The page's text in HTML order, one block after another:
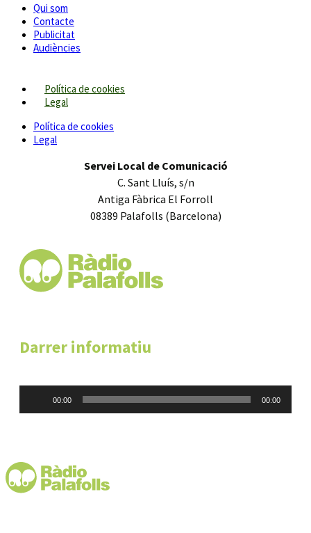
Qui som
Contacte
Publicitat
Audiències
Política de cookies
Legal
Política de cookies
Legal
Servei Local de Comunicació
C. Sant Lluís, s/n
Antiga Fàbrica El Forroll
08389 Palafolls (Barcelona)
Darrer informatiu
00:00 00:00